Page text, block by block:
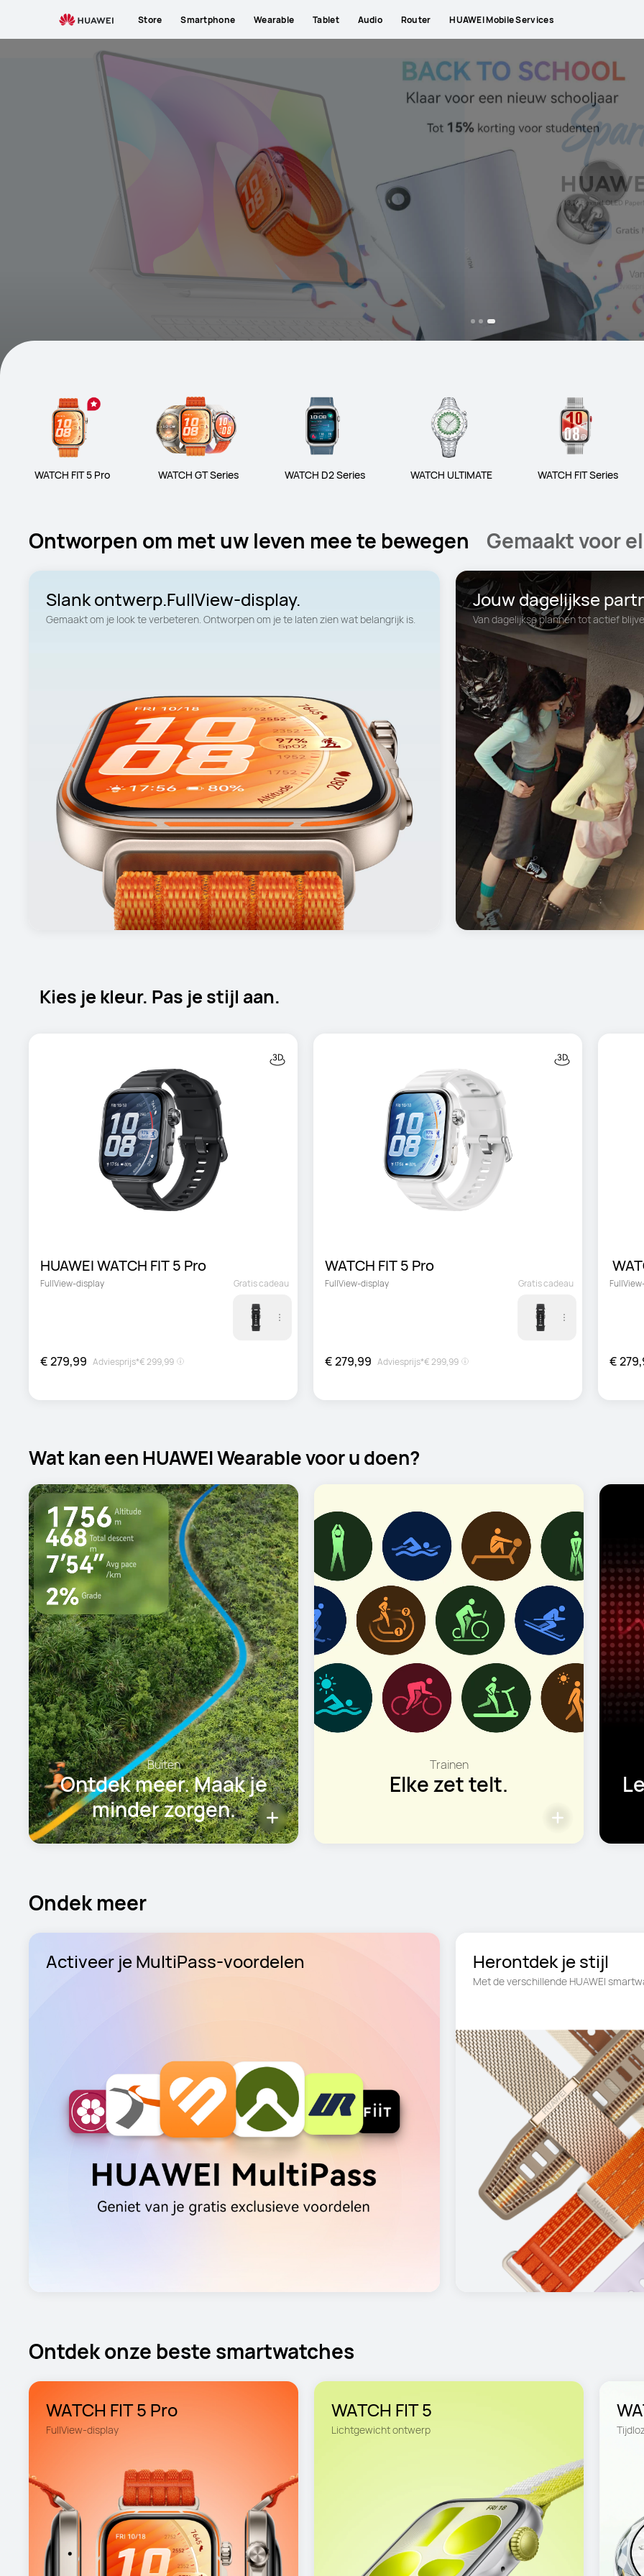
Store Smartphone Wearable Tablet Audio Router HUAWEI Mobile Services
WATCH FIT 5 Pro WATCH GT Series WATCH D2 Series WATCH ULTIMATE WATCH FIT Series
Ontworpen om met uw leven mee te bewegen Gemaakt voor
Gemaakt om je look te verbeteren. Ontworpen om je te laten zien wat belangrijk is.
Jouw dagelijkse
Van dagelijkse plannen tot actief
Kies je kleur. Pas je stijl aan.
HUAWEI WATCH FIT 5 Pro
FullView-display
€ 279,99 Adviesprijs*€ 299,99
Gratis cadeau
WATCH FIT 5 Pro
FullView-display
€ 279,99 Adviesprijs*€ 299,99
Gratis cadeau
€
Wat kan een HUAWEI Wearable voor u doen?
Trainen
Elke zet telt.
Gezondheid
Let op wat je lichaam je
Ondek meer
Activeer je MultiPass-voordelen Herontdek je stijl
Met de verschillende HUAWEI
Ontdek onze beste smartwatches
WATCH FIT 5 Pro
FullView-display
WATCH FIT 5
Lichtgewicht ontwerp